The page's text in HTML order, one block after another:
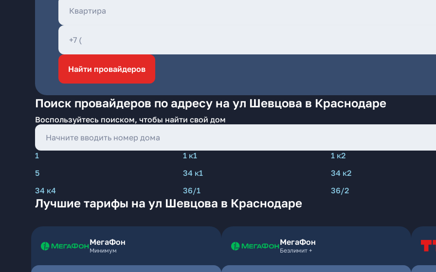
Найти провайдеров
Поиск провайдеров по адресу на ул Шевцова в Краснодаре
Воспользуйтесь поиском, чтобы найти свой дом
1 1 к1 1 к2
5
34 к1 34 к2
34 к4
36/1 36/2
Лучшие тарифы на ул Шевцова в Краснодаре
МегаФон
Минимум
МегаФон
Безлимит +